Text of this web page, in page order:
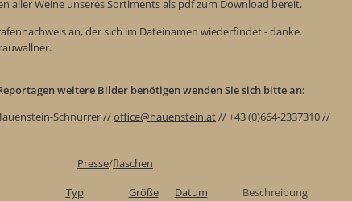
aller Weine unseres Sortiments als pdf zum Download bereit.
an, der sich im Dateinamen wiederfindet - danke.
weitere Bilder benötigen wenden Sie sich bitte an:
Schnurrer //office@hauenstein.at// +43 (0)664-2337310 //
Presse/flaschen
Typ Größe Datum
Beschreibung